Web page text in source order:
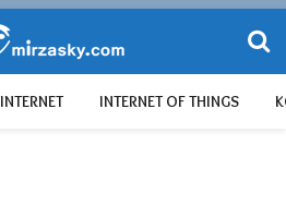
INTERNET INTERNET OF THINGS